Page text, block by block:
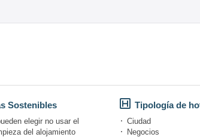
Sostenibles
elegir no usar el
del alojamiento
Tipología de
Ciudad
Negocios